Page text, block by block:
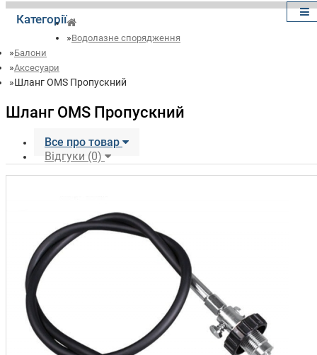
Категорії
Водолазне спорядження
Балони
Аксесуари
Шланг OMS Пропускний
Шланг OMS Пропускний
Все про товар
Відгуки (0)